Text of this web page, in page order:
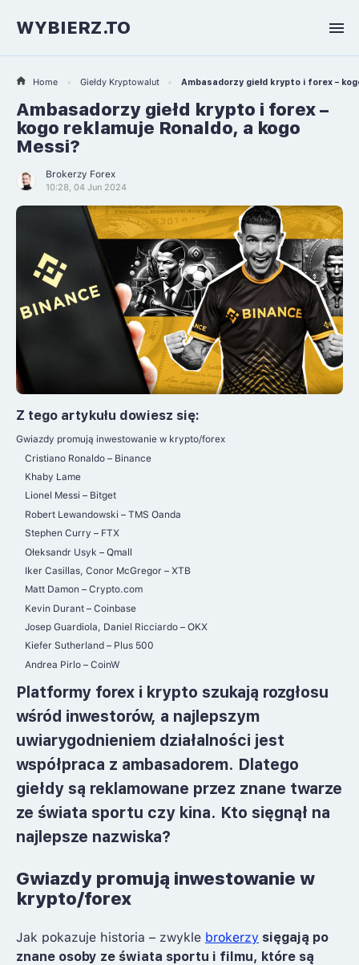
WYBIERZ.TO
Home Giełdy Kryptowalut Ambasadorzy giełd krypto i forex –
Ambasadorzy giełd krypto i forex –
kogo reklamuje Ronaldo, a kogo
Messi?
Brokerzy Forex
10:28, 04 Jun 2024
Z tego artykułu dowiesz się:
Gwiazdy promują inwestowanie w krypto/forex
Cristiano Ronaldo – Binance
Khaby Lame
Lionel Messi – Bitget
Robert Lewandowski – TMS Oanda
Stephen Curry – FTX
Ołeksandr Usyk – Qmall
Iker Casillas, Conor McGregor – XTB
Matt Damon – Crypto.com
Kevin Durant – Coinbase
Josep Guardiola, Daniel Ricciardo – OKX
Kiefer Sutherland – Plus 500
Andrea Pirlo – CoinW
Platformy forex i krypto szukają rozgłosu
wśród inwestorów, a najlepszym
uwiarygodnieniem działalności jest
współpraca z ambasadorem. Dlatego
giełdy są reklamowane przez znane twarze
ze świata sportu czy kina. Kto sięgnął na
najlepsze nazwiska?
Gwiazdy promują inwestowanie w
krypto/forex
Jak pokazuje historia – zwykle brokerzy sięgają po
znane osoby ze świata sportu i filmu, które są